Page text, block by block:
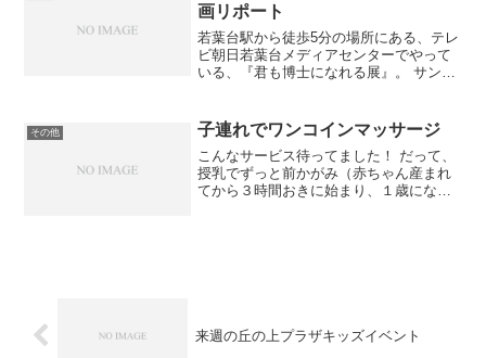
画リポート
若葉台駅から徒歩5分の場所にある、テレ
ビ朝日若葉台メディアセンターでやって
いる、『君も博士になれる展』。 サンド
の、ベリエの丘クリニックに入院してい
るとき（先月出産しま...
その他 子連れでワンコインマッサージ
こんなサービス待ってました！ だって、
授乳でずっと前かがみ（赤ちゃん産まれ
てから３時間おきに始まり、１歳になる
来週の丘の上プラザキッズイベント